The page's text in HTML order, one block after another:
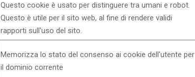
Questo cookie è usato per distinguere tra umani e robot.
Questo è utile per il sito web, al fine di rendere validi
rapporti sull'uso del sito.
Memorizza lo stato del consenso ai cookie dell'utente per
il dominio corrente